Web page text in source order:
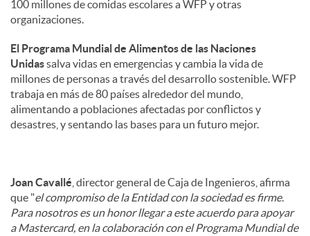
100 millones de comidas escolares a WFP y otras
organizaciones.
El Programa Mundial de Alimentos de las Naciones
Unidassalva vidas en emergencias y cambia la vida de
millones de personas a través del desarrollo sostenible. WFP
trabaja en más de 80 países alrededor del mundo,
alimentando a poblaciones afectadas por conflictos y
desastres, y sentando las bases para un futuro mejor.
Joan Cavallé , director general de Caja de Ingenieros, afirma
que "el compromiso de la Entidad con la sociedad es firme.
Para nosotros es un honor llegar a este acuerdo para apoyar
a Mastercard, en la colaboración con el Programa Mundial de